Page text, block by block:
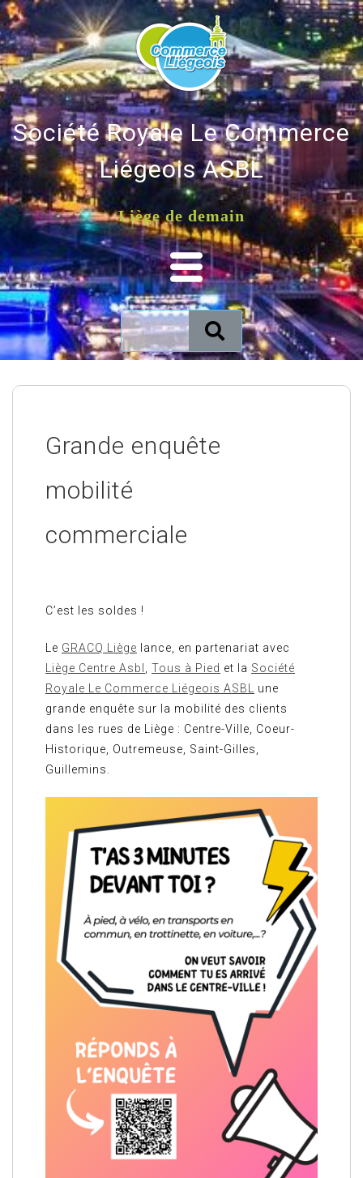
Société Royale Le Commerce
Liégeois ASBL
Liège de demain
Grande enquête
mobilité
commerciale
C’est les soldes !
Le GRACQ Liège lance, en partenariat avec
Liège Centre Asbl
Tous à Pied et la Société
Royale Le Commerce Liégeois ASBL
une
grande enquête sur la mobilité des clients
dans les rues de Liège : Centre-Ville, Coeur-
Historique, Outremeuse, Saint-Gilles,
Guillemins.